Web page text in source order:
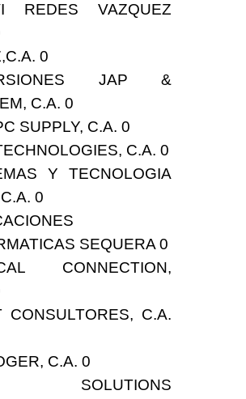
REDES VAZQUEZ
0
JAP &
C.A. 0
SUPPLY, C.A. 0
C.A. 0
Y TECNOLOGIA
0
SEQUERA 0
CONNECTION,
CONSULTORES, C.A.
C.A. 0
SOLUTIONS